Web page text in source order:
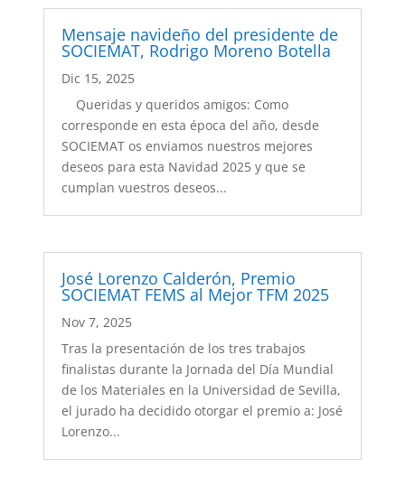
Mensaje navideño del presidente de
SOCIEMAT, Rodrigo Moreno Botella
Dic 15, 2025
Queridas y queridos amigos: Como
corresponde en esta época del año, desde
SOCIEMAT os enviamos nuestros mejores
deseos para esta Navidad 2025 y que se
cumplan vuestros deseos...
José Lorenzo Calderón, Premio
SOCIEMAT FEMS al Mejor TFM 2025
Nov 7, 2025
Tras la presentación de los tres trabajos
finalistas durante la Jornada del Día Mundial
de los Materiales en la Universidad de Sevilla,
el jurado ha decidido otorgar el premio a: José
Lorenzo...